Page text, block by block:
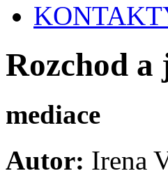
Rozchod a
mediace
Autor: Irena